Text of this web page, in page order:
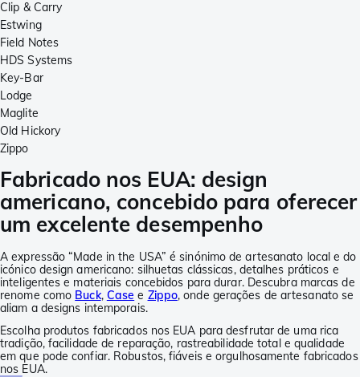
Clip & Carry
Estwing
Field Notes
HDS Systems
Key-Bar
Lodge
Maglite
Old Hickory
Zippo
Fabricado nos EUA: design
americano, concebido para oferecer
um excelente desempenho
A expressão “Made in the USA” é sinónimo de artesanato local e do
icónico design americano: silhuetas clássicas, detalhes práticos e
inteligentes e materiais concebidos para durar. Descubra marcas de
renome como Buck, Case e Zippo, onde gerações de artesanato se
aliam a designs intemporais.
Escolha produtos fabricados nos EUA para desfrutar de uma rica
tradição, facilidade de reparação, rastreabilidade total e qualidade
em que pode confiar. Robustos, fiáveis e orgulhosamente fabricados
nos EUA.